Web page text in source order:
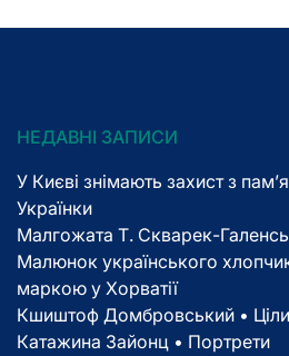
НЕДАВНІ ЗАПИСИ
У Києві знімають захист з
Українки
Малгожата Т. Скварек-
Малюнок українського
маркою у Хорватії
Кшиштоф Домбровський •
Катажина Зайонц • Портрети